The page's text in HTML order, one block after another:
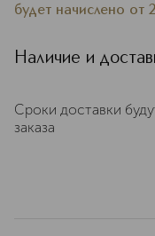
будет начислено от
Наличие и
Сроки доставки
заказа